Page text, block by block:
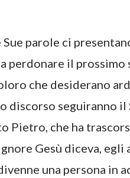
Sue parole ci
perdonare il
che desiderano
discorso seguiranno il
Pietro, che ha
Gesù diceva, egli
una persona in